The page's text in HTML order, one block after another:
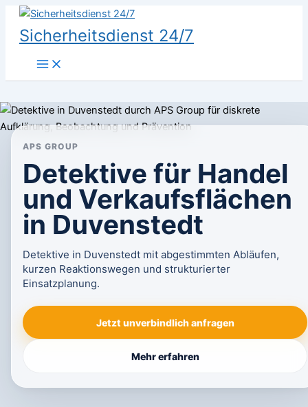
Zum
Inhalt
springen
Sicherheitsdienst 24/7
APS GROUP
Detektive für Handel
und Verkaufsflächen
in Duvenstedt
Detektive in Duvenstedt mit abgestimmten Abläufen,
kurzen Reaktionswegen und strukturierter
Einsatzplanung.
Jetzt unverbindlich anfragen
Mehr erfahren